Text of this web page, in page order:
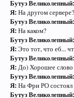
Бутуз Великолепный:
Я:На другом сервере?
Бутуз Великолепный:
Я:На каком?
Бутуз Великолепный:
Я:Это тот, что еб...
Бутуз Великолепный:
Я:До) Хорошее
Бутуз Великолепный:
Я:На Фри РО состоял
Бутуз Великолепный: